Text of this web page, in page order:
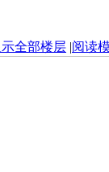
示全部楼层 |阅读